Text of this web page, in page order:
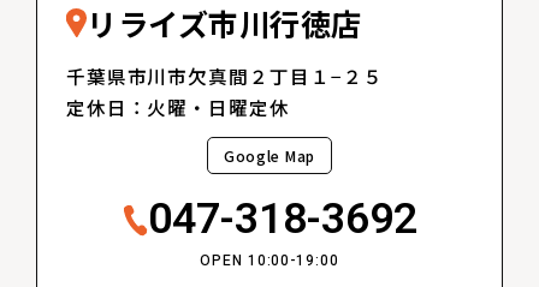
リライズ市川行徳店
千葉県市川市欠真間２丁目１−２５
定休日：火曜・日曜定休
Google Map
047-318-3692
OPEN 10:00-19:00